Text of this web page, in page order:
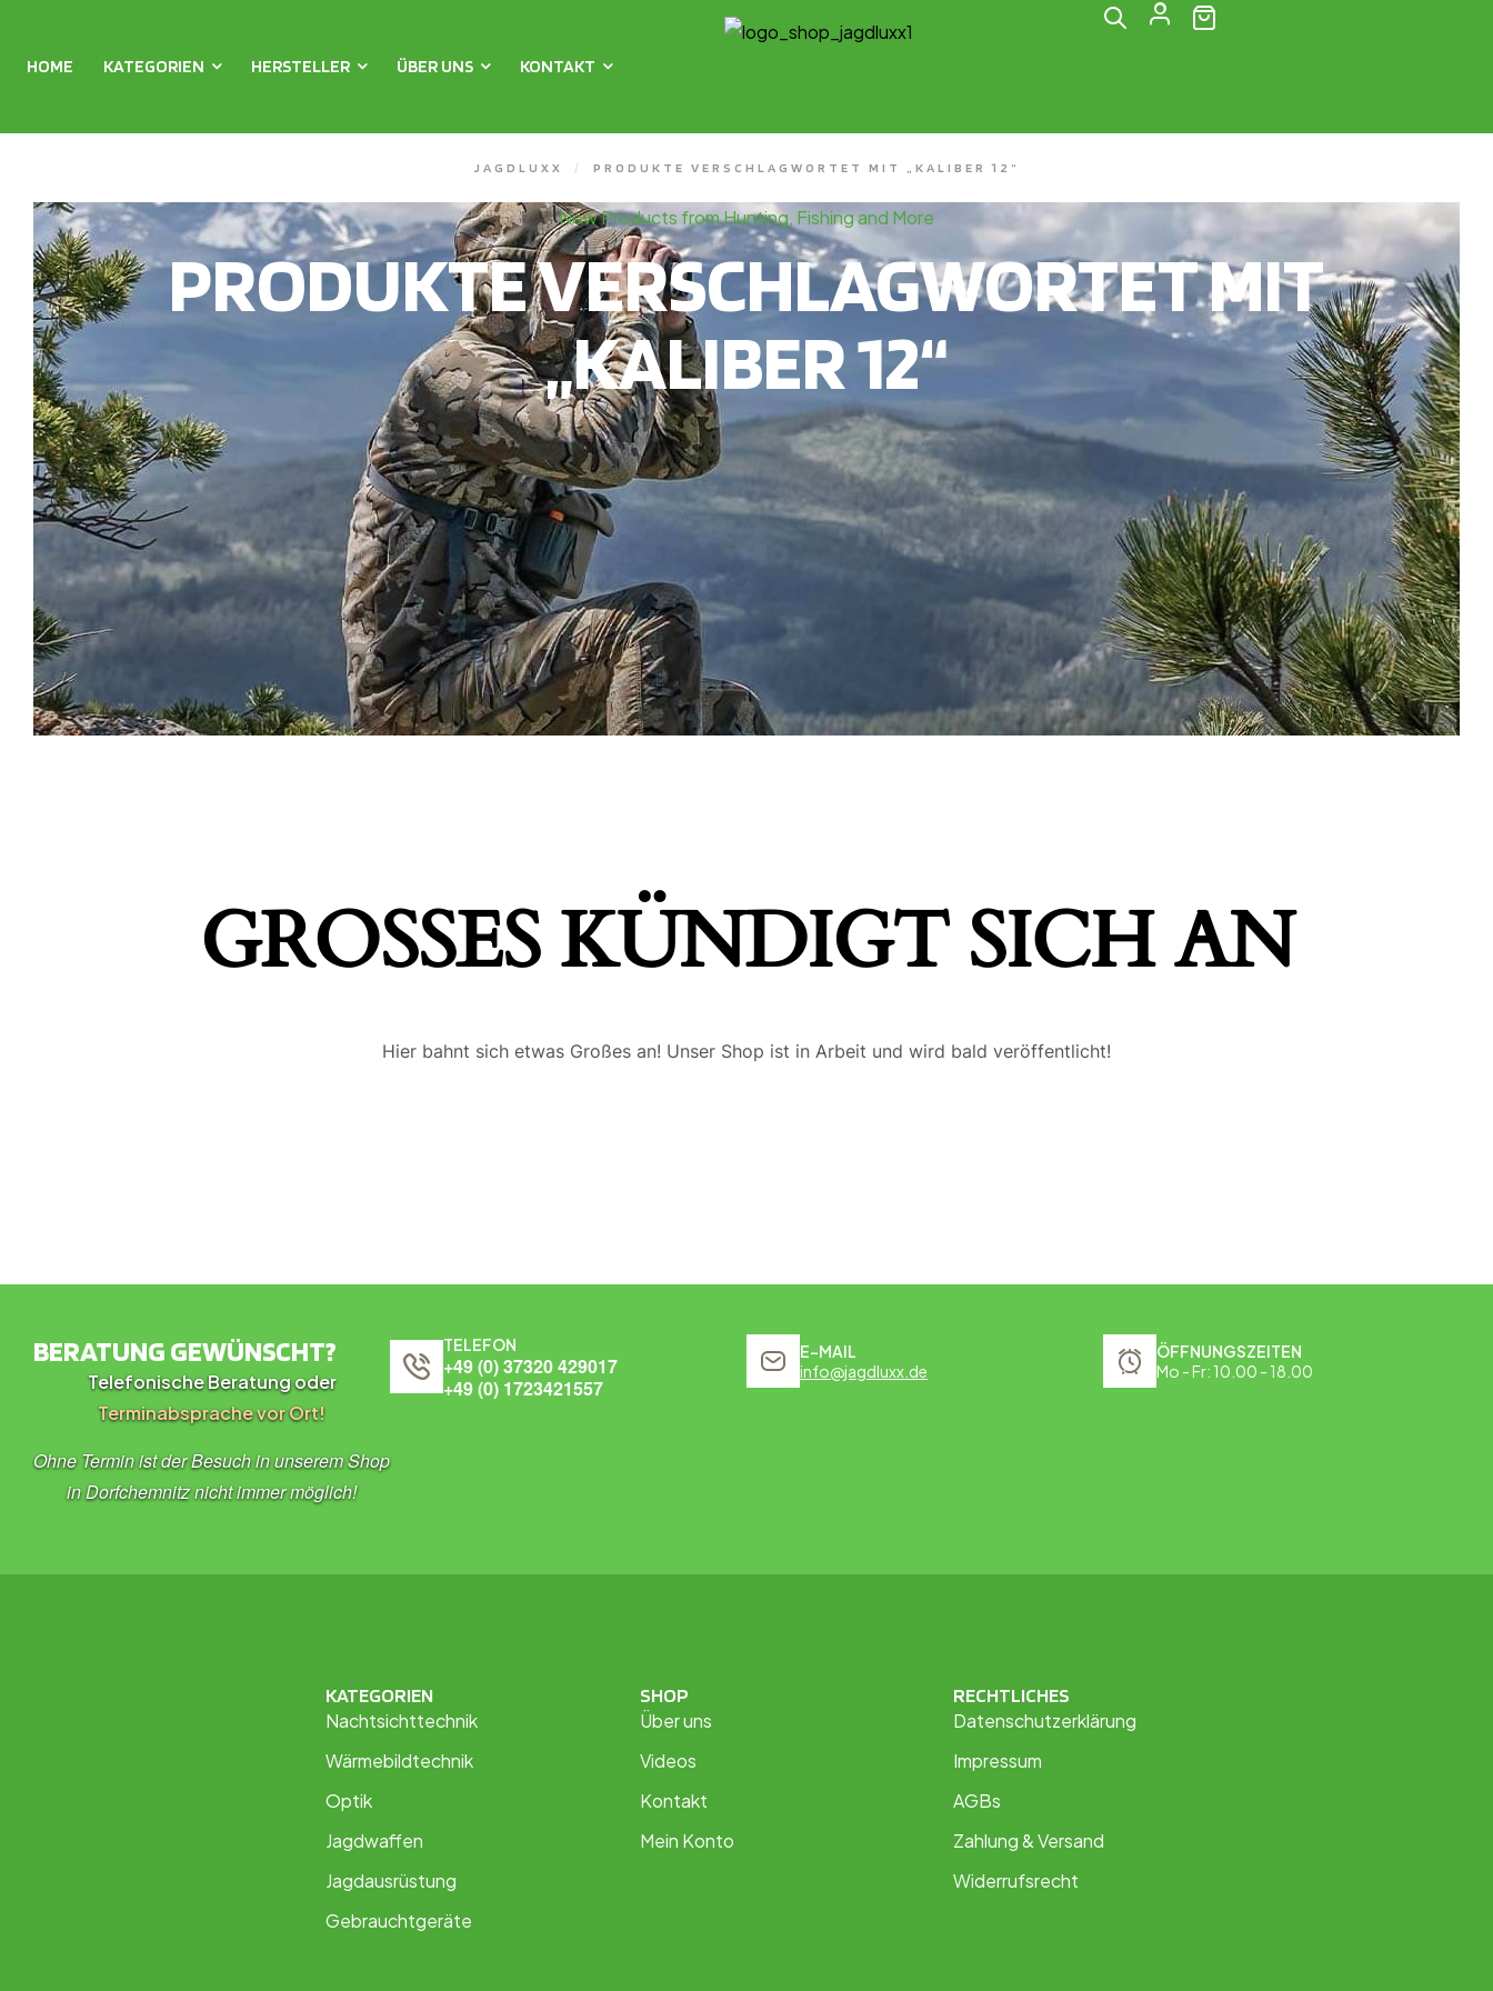
HOME KATEGORIEN HERSTELLER ÜBER UNS KONTAKT
JAGDLUXX / PRODUKTE VERSCHLAGWORTET MIT „KALIBER 12“
New Products from Hunting, Fishing and More
PRODUKTE VERSCHLAGWORTET MIT
„KALIBER 12“
GROSSES KÜNDIGT SICH AN
Hier bahnt sich etwas Großes an! Unser Shop ist in Arbeit und wird bald veröffentlicht!
BERATUNG GEWÜNSCHT?
Telefonische Beratung oder
Terminabsprache vor Ort!
Ohne Termin ist der Besuch in unserem Shop
in Dorfchemnitz nicht immer möglich!
TELEFON
+49 (0) 37320 429017
+49 (0) 1723421557
E-MAIL
info@jagdluxx.de
ÖFFNUNGSZEITEN
Mo - Fr: 10.00 - 18.00
KATEGORIEN
Nachtsichttechnik
Wärmebildtechnik
Optik
Jagdwaffen
Jagdausrüstung
Gebrauchtgeräte
SHOP
Über uns
Videos
Kontakt
Mein Konto
RECHTLICHES
Datenschutzerklärung
Impressum
AGBs
Zahlung & Versand
Widerrufsrecht